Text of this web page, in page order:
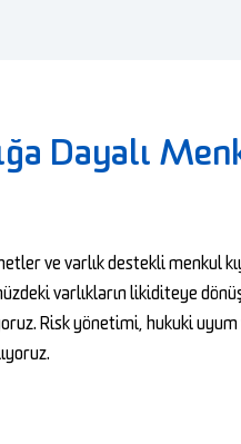
Dayalı
ve varlık destekli menkul
varlıkların likiditeye
Risk yönetimi, hukuki